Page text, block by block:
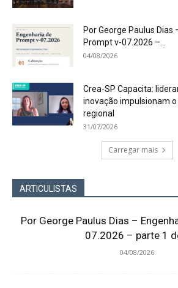
Por George Paulus Dias
Prompt v-07.2026 –...
04/08/2026
Crea-SP Capacita:
inovação impulsionam
regional
31/07/2026
Carregar mais
ARTICULISTAS
Por George Paulus Dias –
07.2026 – parte 1
04/08/2026